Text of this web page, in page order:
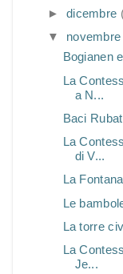
► dicembre
▼
novembre
Bogianen
La
a N...
Baci
La
di V...
La
Le
La torre
La
Je...